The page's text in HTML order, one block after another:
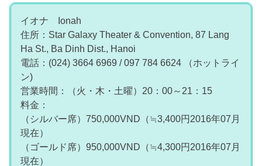
イオナ Ionah
住所：Star Galaxy Theater & Convention, 87 Lang
Ha St., Ba Dinh Dist., Hanoi
電話：(024) 3664 6969 / 097 784 6624 （ホットライ
ン)
営業時間：（火・木・土曜）20：00～21：15
料金：
（シルバー席）750,000VND（≒3,400円2016年07月
現在）
（ゴールド席）950,000VND（≒4,300円2016年07月
現在）